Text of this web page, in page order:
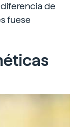
de
fuese